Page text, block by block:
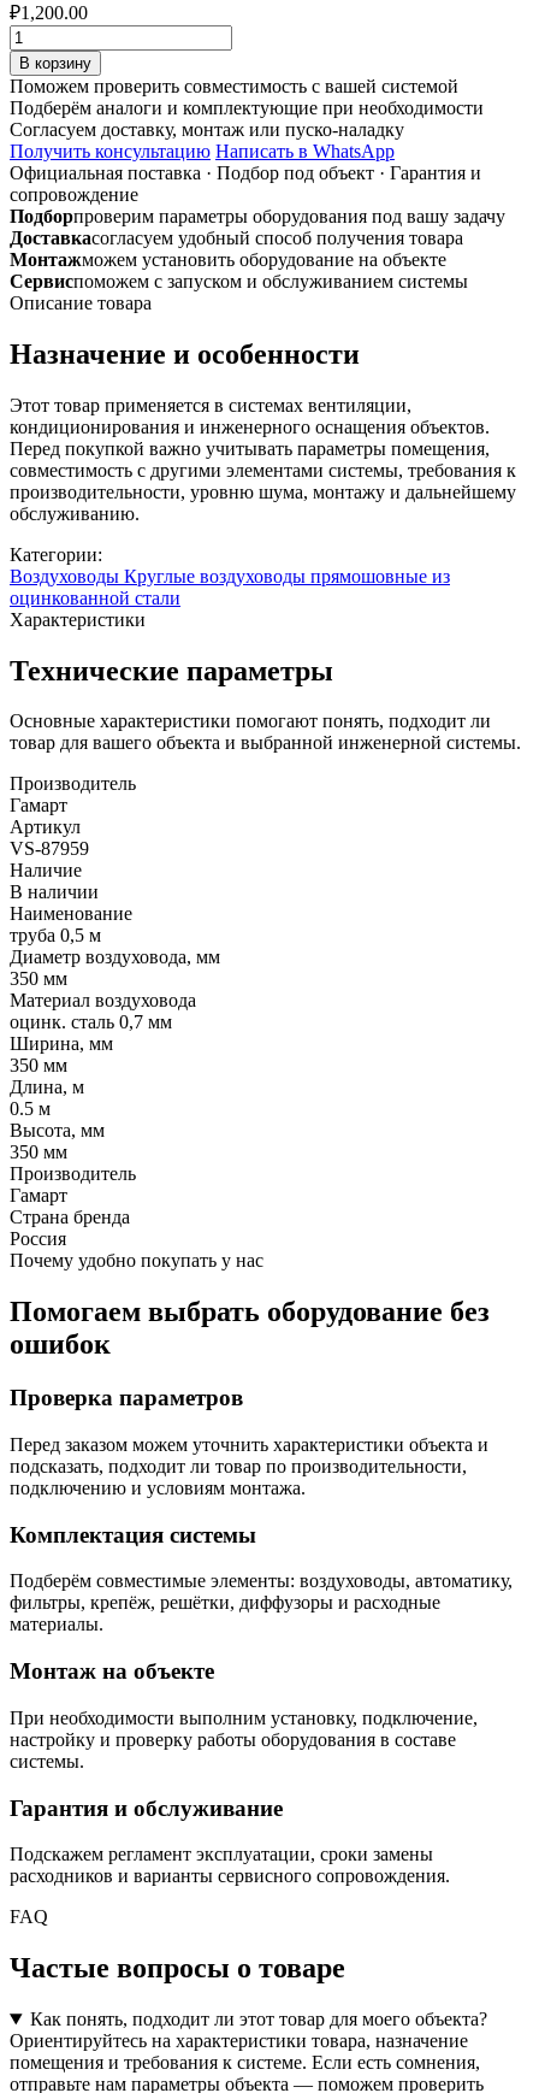
₽1,200.00
Количество
товара
Воздуховод
ф350
0,5м
(труба)
из
оцинкованной
стали
0,7мм
В корзину
Поможем проверить совместимость с вашей системой
Подберём аналоги и комплектующие при необходимости
Согласуем доставку, монтаж или пуско-наладку
Получить консультацию Написать в WhatsApp
Официальная поставка · Подбор под объект · Гарантия и
сопровождение
Подборпроверим параметры оборудования под вашу задачу
Доставкасогласуем удобный способ получения товара
Монтажможем установить оборудование на объекте
Сервиспоможем с запуском и обслуживанием системы
Описание товара
Назначение и особенности
Этот товар применяется в системах вентиляции,
кондиционирования и инженерного оснащения объектов.
Перед покупкой важно учитывать параметры помещения,
совместимость с другими элементами системы, требования к
производительности, уровню шума, монтажу и дальнейшему
обслуживанию.
Категории:
Воздуховоды Круглые воздуховоды прямошовные из
оцинкованной стали
Характеристики
Технические параметры
Основные характеристики помогают понять, подходит ли
товар для вашего объекта и выбранной инженерной системы.
Производитель
Гамарт
Артикул
VS-87959
Наличие
В наличии
Наименование
труба 0,5 м
Диаметр воздуховода, мм
350 мм
Материал воздуховода
оцинк. сталь 0,7 мм
Ширина, мм
350 мм
Длина, м
0.5 м
Высота, мм
350 мм
Производитель
Гамарт
Страна бренда
Россия
Почему удобно покупать у нас
Помогаем выбрать оборудование без
ошибок
Проверка параметров
Перед заказом можем уточнить характеристики объекта и
подсказать, подходит ли товар по производительности,
подключению и условиям монтажа.
Комплектация системы
Подберём совместимые элементы: воздуховоды, автоматику,
фильтры, крепёж, решётки, диффузоры и расходные
материалы.
Монтаж на объекте
При необходимости выполним установку, подключение,
настройку и проверку работы оборудования в составе
системы.
Гарантия и обслуживание
Подскажем регламент эксплуатации, сроки замены
расходников и варианты сервисного сопровождения.
FAQ
Частые вопросы о товаре
Как понять, подходит ли этот товар для моего объекта?
Ориентируйтесь на характеристики товара, назначение
помещения и требования к системе. Если есть сомнения,
отправьте нам параметры объекта — поможем проверить